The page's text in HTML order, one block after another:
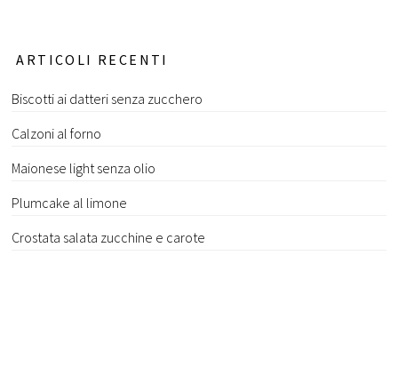
ARTICOLI RECENTI
Biscotti ai datteri senza zucchero
Calzoni al forno
Maionese light senza olio
Plumcake al limone
Crostata salata zucchine e carote